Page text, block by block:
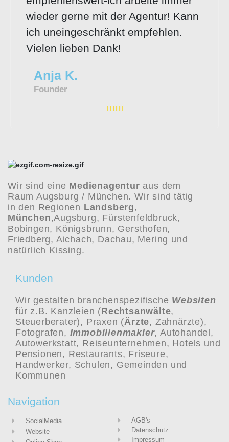
wieder gerne mit der Agentur! Kann
ich uneingeschränkt empfehlen.
Vielen lieben Dank!
Anja K.
Founder
Wir sind eine Medienagentur aus dem
Raum Augsburg / München. Wir sind tätig
in den Regionen Landsberg,
München,Augsburg, Fürstenfeldbruck,
Bobingen, Königsbrunn, Gersthofen,
Friedberg, Aichach, Dachau, Mering und
natürlich Kissing.
Kunden
Wir gestalten branchenspezifische Websiten
für z.B. Kanzleien (Rechtsanwälte,
Steuerberater), Praxen (Ärzte, Zahnärzte),
Fotografen, Immobilienmakler, Autohandel,
Autowerkstatt, Reiseunternehmen, Hotels und
Pensionen, Restaurants, Friseure,
Handwerker, Schulen, Gemeinden und
Kommunen
Navigation
SocialMedia
Website
AGB's
Datenschutz
Impressum